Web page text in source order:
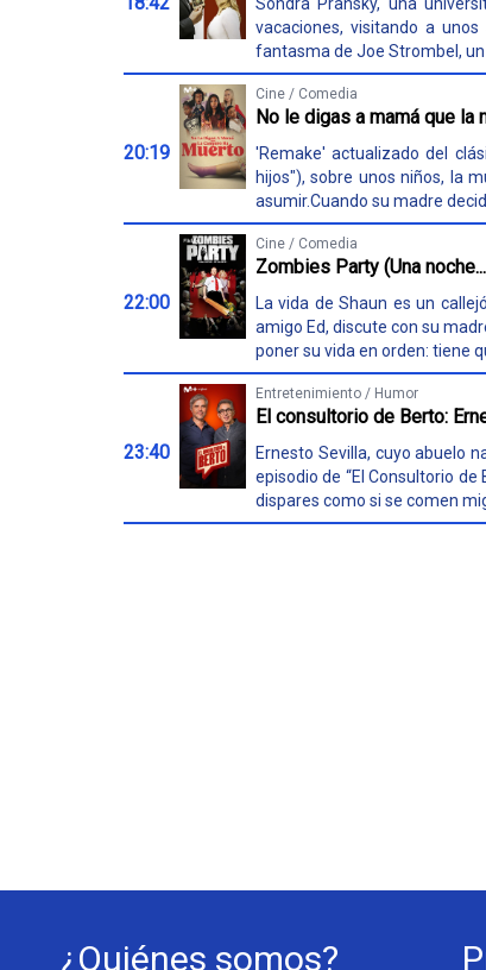
vacaciones, visitando a
fantasma de Joe Strombel, un
20:19
Cine / Comedia
No le digas a mamá que la
'Remake' actualizado del
hijos"), sobre unos niños, la
asumir.Cuando su madre
22:00
Cine / Comedia
Zombies Party (Una
La vida de Shaun es un
amigo Ed, discute con su
poner su vida en orden: tiene
23:40
Entretenimiento / Humor
El consultorio de Berto:
Ernesto Sevilla, cuyo abuelo
episodio de “El Consultorio
dispares como si se comen
¿Quiénes somos?